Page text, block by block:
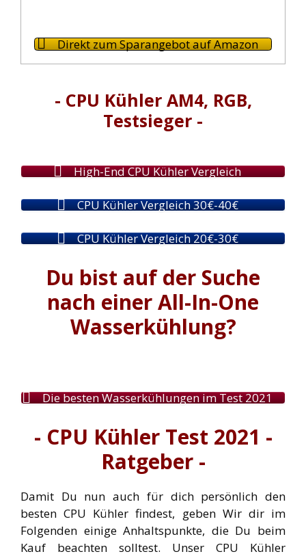
Direkt zum Sparangebot auf Amazon
- CPU Kühler AM4, RGB,
Testsieger -
High-End CPU Kühler Vergleich
CPU Kühler Vergleich 30€-40€
CPU Kühler Vergleich 20€-30€
Du bist auf der Suche
nach einer All-In-One
Wasserkühlung?
Die besten Wasserkühlungen im Test 2021
- CPU Kühler Test 2021 -
Ratgeber -
Damit Du nun auch für dich persönlich den
besten CPU Kühler findest, geben Wir dir im
Folgenden einige Anhaltspunkte, die Du beim
Kauf beachten solltest. Unser CPU Kühler